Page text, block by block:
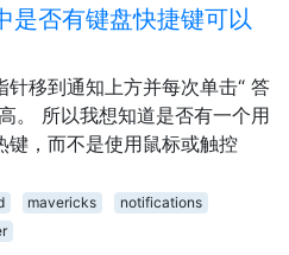
是否有键盘快捷键可以
针移到通知上方并每次单击“ 答
。 所以我想知道是否有一个用
键，而不是使用鼠标或触控
mavericks
notifications